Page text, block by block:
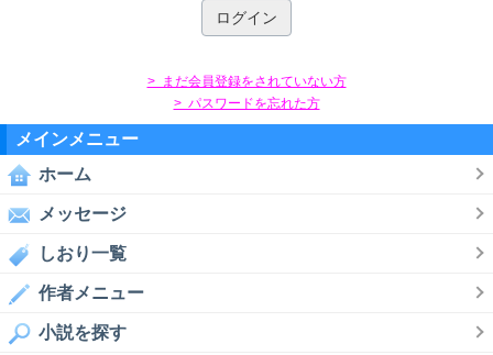
> まだ会員登録をされていない方
> パスワードを忘れた方
メインメニュー
ホーム
メッセージ
しおり一覧
作者メニュー
小説を探す